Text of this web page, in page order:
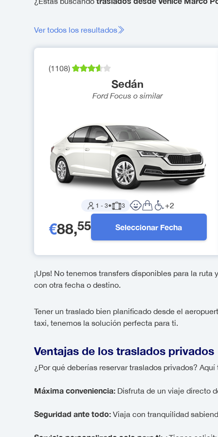
Ver todos los resultados
(1108)
Sedán
Ford Focus o similar
1 - 3● 3 +2
€88,55 Seleccionar Fecha
¡Ups! No tenemos transfers disponibles para la
con otra fecha o destino.
Tener un traslado bien planificado desde el
taxi, tenemos la solución perfecta para ti.
Ventajas de los traslados privados
¿Por qué deberías reservar traslados privados?
Máxima conveniencia:Disfruta de un viaje directo
Seguridad ante todo:Viaja con tranquilidad